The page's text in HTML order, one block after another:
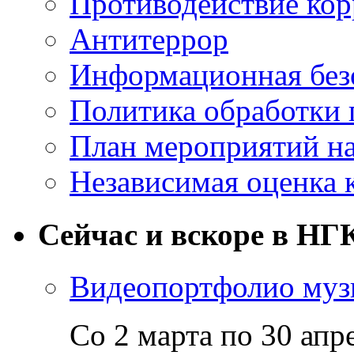
Антитеррор
Информационная
Политика
План мероприятий
Независимая оценка
Сейчас и вскоре в
Видеопортфолио
Со 2 марта по 30